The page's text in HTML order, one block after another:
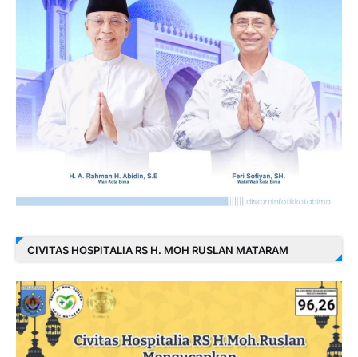
CIVITAS HOSPITALIA RS H. MOH RUSLAN MATARAM